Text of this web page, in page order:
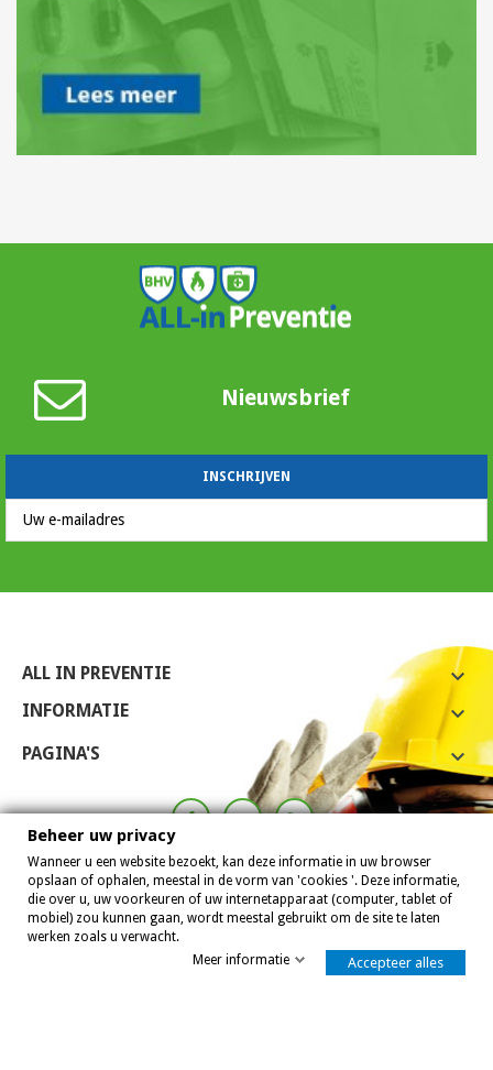
8,0
Nieuwsbrief
ALL IN PREVENTIE 
INFORMATIE 
PAGINA'S 
Allinpreventie 2007 - 2026
Beheer uw privacy
Wanneer u een website bezoekt, kan deze informatie in uw browser
opslaan of ophalen, meestal in de vorm van 'cookies '. Deze informatie,
die over u, uw voorkeuren of uw internetapparaat (computer, tablet of
mobiel) zou kunnen gaan, wordt meestal gebruikt om de site te laten
werken zoals u verwacht.
Meer informatie
Accepteer alles